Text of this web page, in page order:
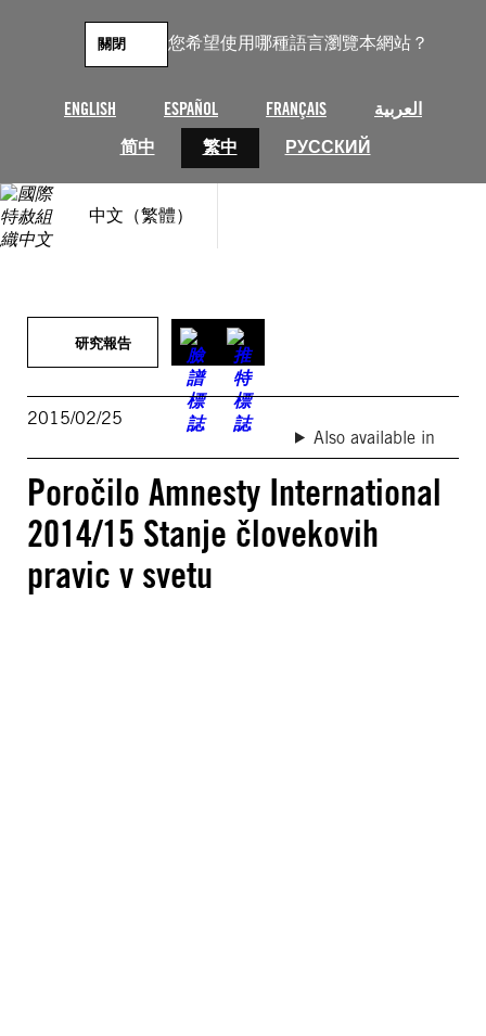
您希望使用哪種語言瀏覽本網站？
ENGLISH ESPAÑOL FRANÇAIS
العربية
简中
繁中 РУССКИЙ
關閉
中文（繁體）
研究報告
2015/02/25
Also available in
Poročilo Amnesty International
2014/15 Stanje človekovih
pravic v svetu